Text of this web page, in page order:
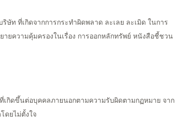
ษัท ที่เกิดจากการกระทำผิดพลาด ละเลย ละเมิด ในการ
ความคุ้มครองในเรื่อง การออกหลักทรัพย์ หนังสือชี้ชวน
เกิดขึ้นต่อบุคคลภายนอกตามความรับผิดตามกฏหมาย จาก
ดยไม่ตั้งใจ